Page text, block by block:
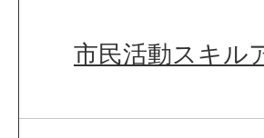
市民活動スキル